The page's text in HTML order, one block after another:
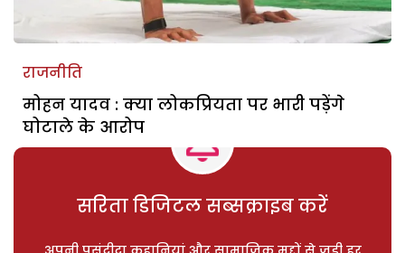
राजनीति
मोहन यादव : क्या लोकप्रियता पर भारी पड़ेंगे
घोटाले के आरोप
सरिता डिजिटल सब्सक्राइब करें